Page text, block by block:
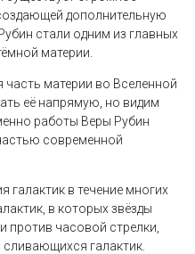
дополнительную
стали одним из главных
материи.
часть материи во Вселенной
её напрямую, но видим
работы Веры Рубин
современной
галактик в течение многих
в которых звёзды
против часовой стрелки,
галактик.